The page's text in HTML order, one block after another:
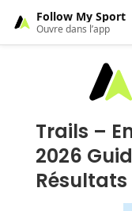
Trails –
2026
Résultats
Follow My Sport
Ouvre dans l’app